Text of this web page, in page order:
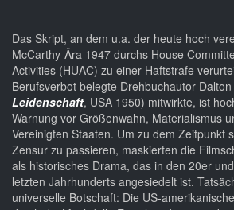
Das Skript, an dem u.a. der heute hoch
McCarthy-Ära 1947 durchs House
Activities (HUAC) zu einer Haftstrafe
Berufsverbot belegte Drehbuchautor
Leidenschaft, USA 1950) mitwirkte, ist
Warnung vor Größenwahn, Materialismus
Vereinigten Staaten. Um zu dem Zeitpunkt
Zensur zu passieren, maskierten die
als historisches Drama, das in den 20er
letzten Jahrhunderts angesiedelt ist.
universelle Botschaft: Die US-